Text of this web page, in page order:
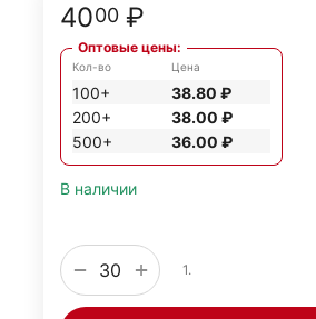
4000 ₽
Оптовые цены:
Кол-во
100+
200+
500+
Цена
38.80 ₽
38.00 ₽
36.00 ₽
В наличии
+
− 1.